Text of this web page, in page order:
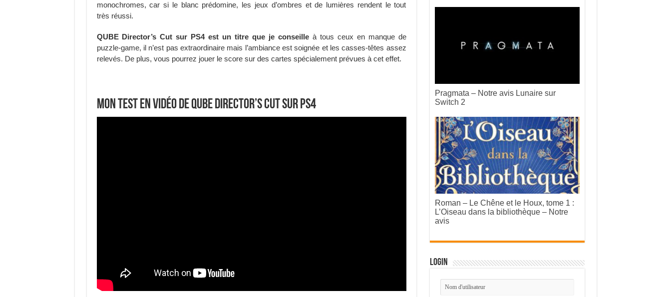
monochromes, car si le blanc prédomine, les jeux d’ombres et de lumières rendent le tout
très réussi.
QUBE Director’s Cut sur PS4 est un titre que je conseilleà tous ceux en manque de
puzzle-game, il n’est pas extraordinaire mais l’ambiance est soignée et les casses-têtes assez
relevés. De plus, vous pourrez jouer le score sur des cartes spécialement prévues à cet effet.
Mon test en vidéo de QUBE Director’s Cut sur PS4
Pragmata – Notre avis Lunaire sur
Switch 2
Roman – Le Chêne et le Houx, tome 1 :
L’Oiseau dans la bibliothèque – Notre
avis
Login